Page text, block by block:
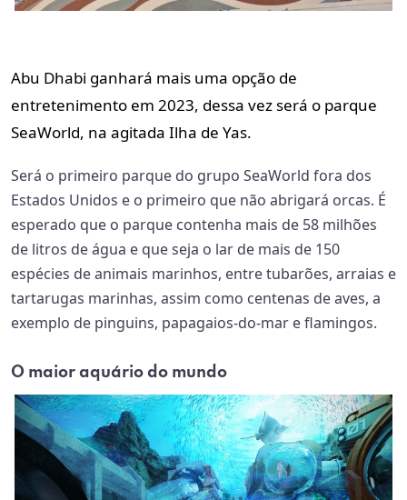
Abu Dhabi ganhará mais uma opção de
entretenimento em 2023, dessa vez será o parque
SeaWorld, na agitada Ilha de Yas.
Será o primeiro parque do grupo SeaWorld fora dos
Estados Unidos e o primeiro que não abrigará orcas. É
esperado que o parque contenha mais de 58 milhões
de litros de água e que seja o lar de mais de 150
espécies de animais marinhos, entre tubarões, arraias e
tartarugas marinhas, assim como centenas de aves, a
exemplo de pinguins, papagaios-do-mar e flamingos.
O maior aquário do mundo